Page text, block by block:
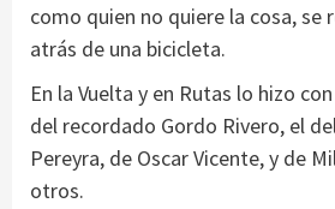
como quien no quiere la cosa, se
atrás de una bicicleta.
En la Vuelta y en Rutas lo hizo
del recordado Gordo Rivero, el
Pereyra, de Oscar Vicente, y de
otros.